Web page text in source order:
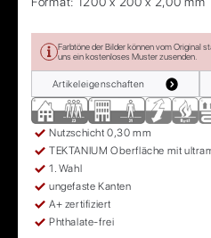
Farbtöne der Bilder können vom Original
uns ein kostenloses Muster zusenden.
Artikeleigenschaften
Nutzschicht 0,30 mm
TEKTANIUM Oberfläche mit
1. Wahl
ungefaste Kanten
A+ zertifiziert
Phthalate-frei